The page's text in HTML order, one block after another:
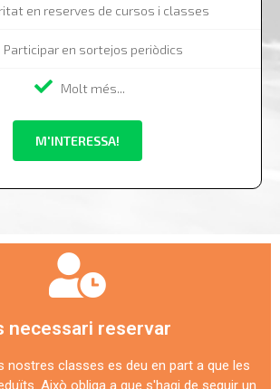
en reserves de cursos i classes
Participar en sortejos periòdics
Molt més...
M'INTERESSA!
necessari reservar
nostres classes es deu en part a que les
Això obliga a que s'hagi de seguir un